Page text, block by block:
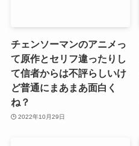
チェンソーマンのアニメっ
て原作とセリフ違ったりし
て信者からは不評らしいけ
ど普通にまあまあ面白く
ね？
2022年10月29日